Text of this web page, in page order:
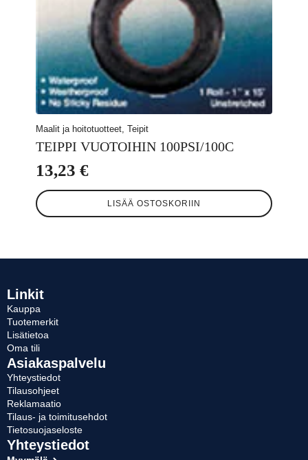
Maalit ja hoitotuotteet, Teipit
TEIPPI VUOTOIHIN 100PSI/100C
13,23 €
LISÄÄ OSTOSKORIIN
Linkit
Kauppa
Tuotemerkit
Lisätietoa
Oma tili
Asiakaspalvelu
Yhteystiedot
Tilausohjeet
Reklamaatio
Tilaus- ja toimitusehdot
Tietosuojaseloste
Yhteystiedot